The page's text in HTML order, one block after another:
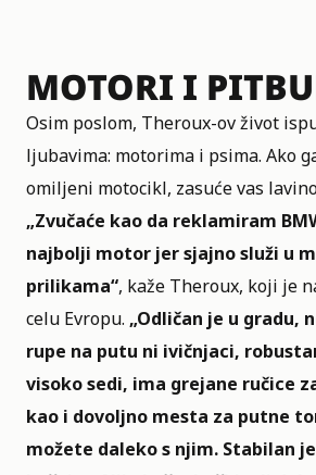
MOTORI I
Osim poslom, Theroux-ov život
ljubavima: motorima i psima. Ako
omiljeni motocikl, zasuće vas
„Zvučaće kao da reklamiram
najbolji motor jer sjajno služi u
prilikama“, kaže Theroux, koji je
celu Evropu. „Odličan je u gradu,
rupe na putu ni ivičnjaci,
visoko sedi, ima grejane ručice
kao i dovoljno mesta za putne
možete daleko s njim. Stabilan